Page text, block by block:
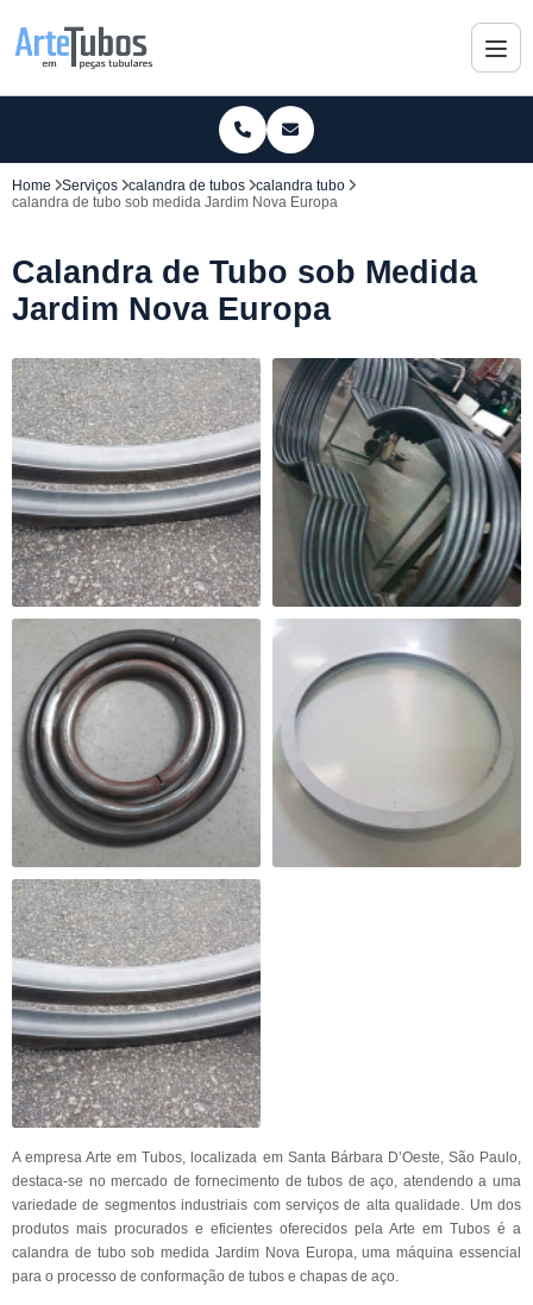
Home Serviços calandra de tubos
calandra tubo
calandra de tubo sob medida Jardim Nova Europa
Calandra de Tubo sob Medida
Jardim Nova Europa
A empresa Arte em Tubos, localizada em Santa Bárbara D’Oeste, São Paulo,
destaca-se no mercado de fornecimento de tubos de aço, atendendo a uma
variedade de segmentos industriais com serviços de alta qualidade. Um dos
produtos mais procurados e eficientes oferecidos pela Arte em Tubos é a
calandra de tubo sob medida Jardim Nova Europa, uma máquina essencial
para o processo de conformação de tubos e chapas de aço.